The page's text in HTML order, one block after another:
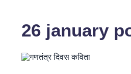
26 january